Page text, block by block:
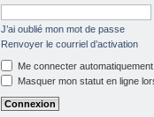
J’ai oublié mon mot de passe
Renvoyer le courriel d’activation
Me connecter
Masquer mon statut en ligne